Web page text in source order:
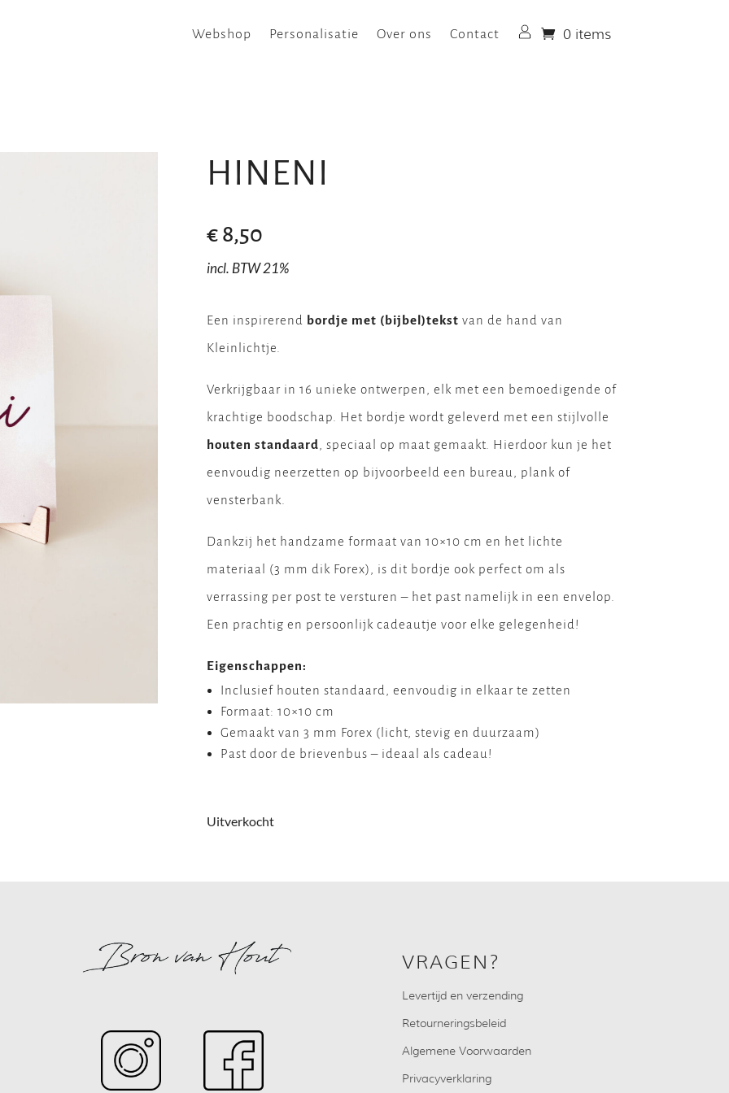
Webshop Personalisatie Over ons Contact Login 0 items
HINENI
€8,50
incl. BTW 21%
Een inspirerend bordje met (bijbel)tekst van de hand van
Kleinlichtje.
Verkrijgbaar in 16 unieke ontwerpen, elk met een bemoedigende of
krachtige boodschap. Het bordje wordt geleverd met een stijlvolle
houten standaard , speciaal op maat gemaakt. Hierdoor kun je het
eenvoudig neerzetten op bijvoorbeeld een bureau, plank of
vensterbank.
Dankzij het handzame formaat van 10×10 cm en het lichte
materiaal (3 mm dik Forex), is dit bordje ook perfect om als
verrassing per post te versturen – het past namelijk in een envelop.
Een prachtig en persoonlijk cadeautje voor elke gelegenheid!
Eigenschappen:
Inclusief houten standaard, eenvoudig in elkaar te zetten
Formaat: 10×10 cm
Gemaakt van 3 mm Forex (licht, stevig en duurzaam)
Past door de brievenbus – ideaal als cadeau!
Uitverkocht
VRAGEN?
Levertijd en verzending
Retourneringsbeleid
Algemene Voorwaarden
Privacyverklaring